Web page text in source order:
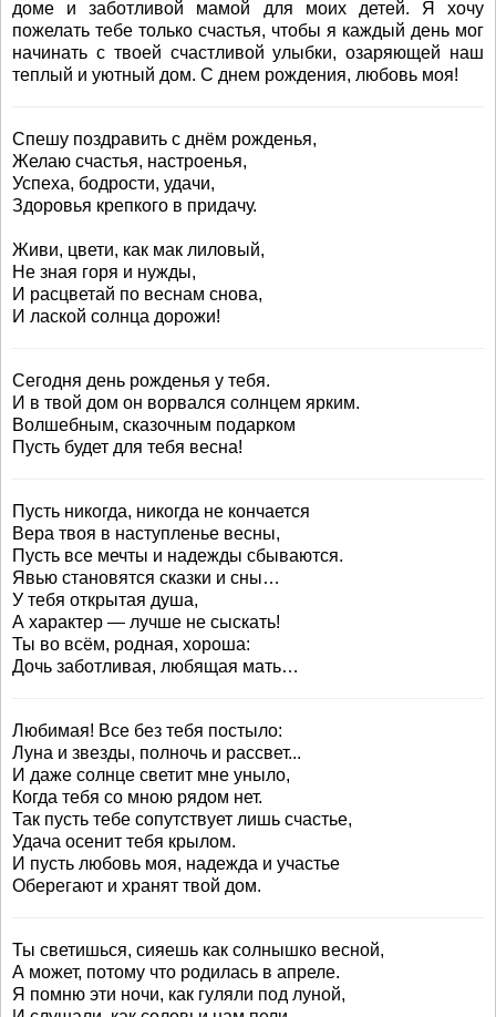
доме и заботливой мамой для моих детей. Я хочу
пожелать тебе только счастья, чтобы я каждый день мог
начинать с твоей счастливой улыбки, озаряющей наш
теплый и уютный дом. С днем рождения, любовь моя!
Спешу поздравить с днём рожденья,
Желаю счастья, настроенья,
Успеха, бодрости, удачи,
Здоровья крепкого в придачу.
Живи, цвети, как мак лиловый,
Не зная горя и нужды,
И расцветай по веснам снова,
И лаской солнца дорожи!
Сегодня день рожденья у тебя.
И в твой дом он ворвался солнцем ярким.
Волшебным, сказочным подарком
Пусть будет для тебя весна!
Пусть никогда, никогда не кончается
Вера твоя в наступленье весны,
Пусть все мечты и надежды сбываются.
Явью становятся сказки и сны…
У тебя открытая душа,
А характер — лучше не сыскать!
Ты во всём, родная, хороша:
Дочь заботливая, любящая мать…
Любимая! Все без тебя постыло:
Луна и звезды, полночь и рассвет...
И даже солнце светит мне уныло,
Когда тебя со мною рядом нет.
Так пусть тебе сопутствует лишь счастье,
Удача осенит тебя крылом.
И пусть любовь моя, надежда и участье
Оберегают и хранят твой дом.
Ты светишься, сияешь как солнышко весной,
А может, потому что родилась в апреле.
Я помню эти ночи, как гуляли под луной,